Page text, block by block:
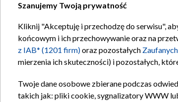
Szanujemy Twoją prywatność
Kliknij "Akceptuję i przechodzę do serwisu",
końcowym i ich przechowywanie oraz na
z IAB* (1201 firm)oraz pozostałych
mierzenia ich skuteczności) i pozostałych,
Twoje dane osobowe zbierane podczas
takich jak: pliki cookie, sygnalizatory WWW